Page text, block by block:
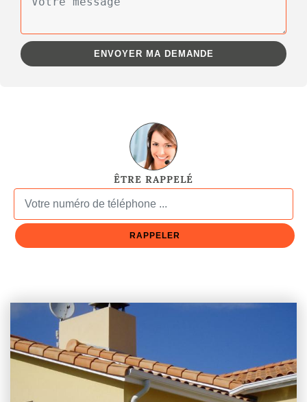
ÊTRE RAPPELÉ